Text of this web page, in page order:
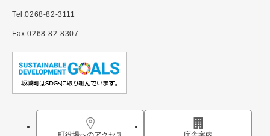
Tel:0268-82-3111
Fax:0268-82-8307